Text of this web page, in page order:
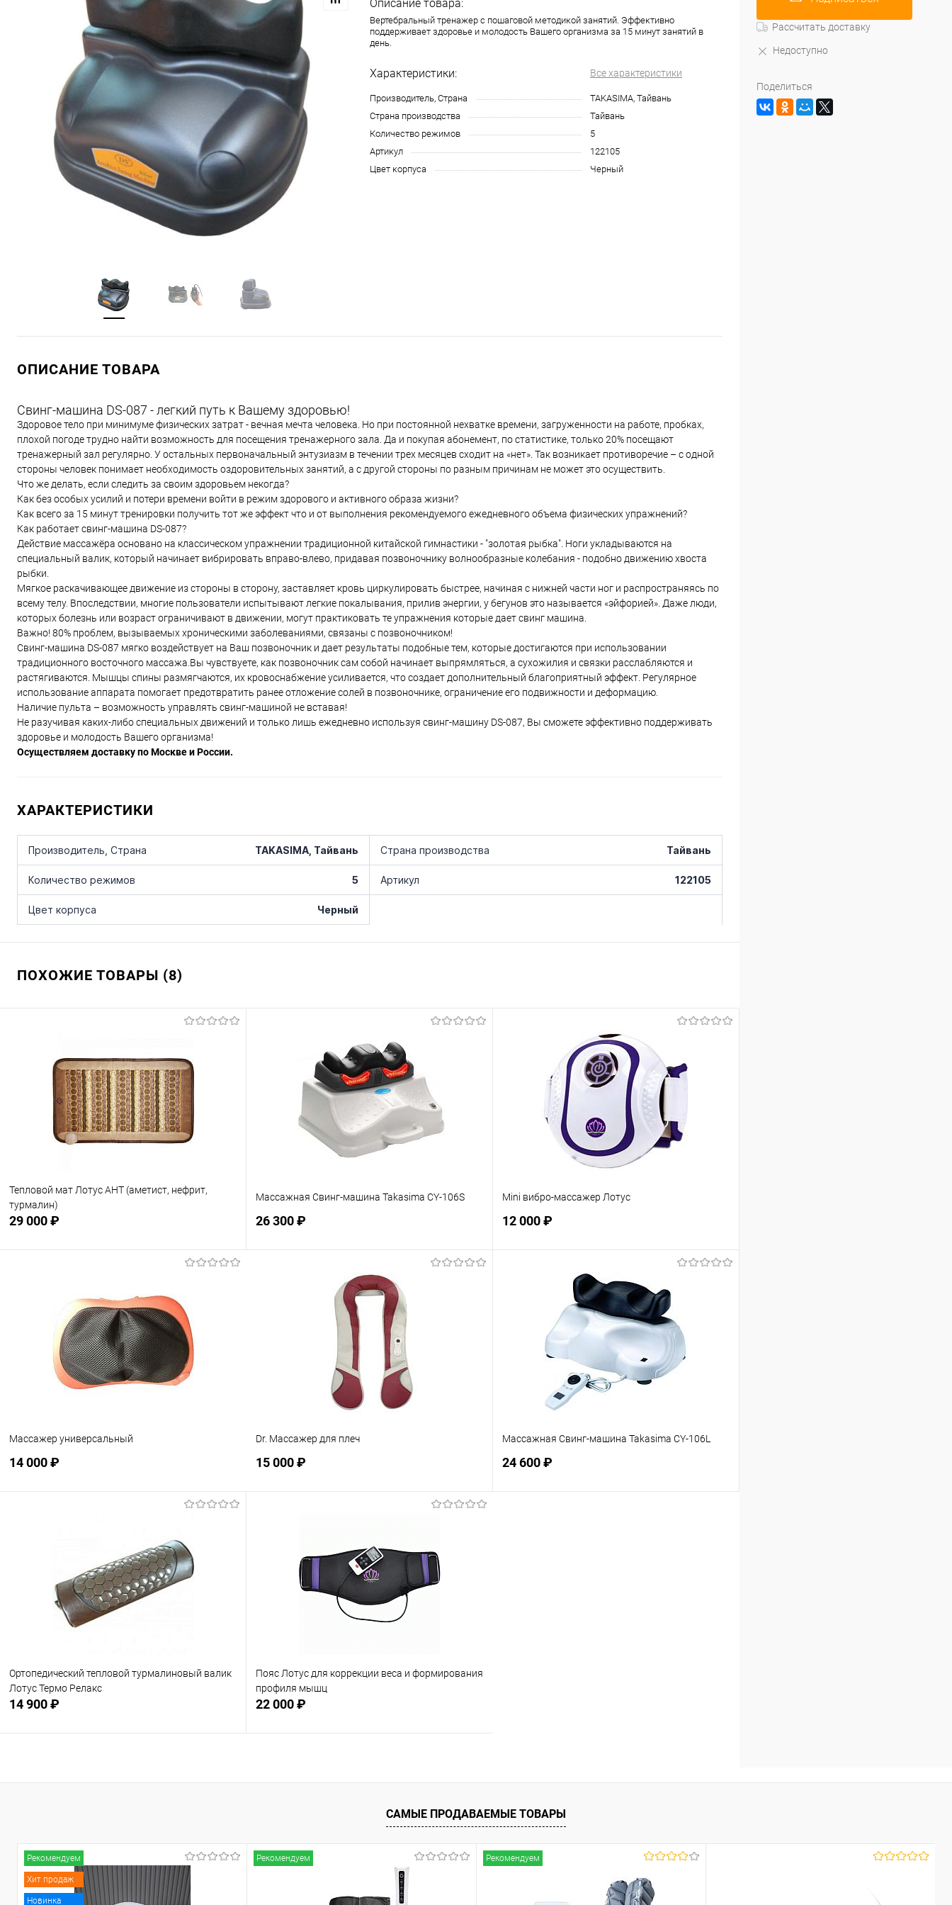
Описание товара:
Вертебральный тренажер с пошаговой методикой занятий. Эффективно
поддерживает здоровье и молодость Вашего организма за 15 минут занятий в
день.
Характеристики: Все характеристики
Производитель, Страна
TAKASIMA, Тайвань
Страна производства
Тайвань
Количество режимов
5
Артикул
122105
Цвет корпуса
Черный
ОПИСАНИЕ ТОВАРА
Свинг-машина DS-087 - легкий путь к Вашему здоровью!
Здоровое тело при минимуме физических затрат - вечная мечта человека. Но при постоянной нехватке времени, загруженности на работе, пробках,
плохой погоде трудно найти возможность для посещения тренажерного зала. Да и покупая абонемент, по статистике, только 20% посещают
тренажерный зал регулярно. У остальных первоначальный энтузиазм в течении трех месяцев сходит на «нет». Так возникает противоречие – с одной
стороны человек понимает необходимость оздоровительных занятий, а с другой стороны по разным причинам не может это осуществить.
Что же делать, если следить за своим здоровьем некогда?
Как без особых усилий и потери времени войти в режим здорового и активного образа жизни?
Как всего за 15 минут тренировки получить тот же эффект что и от выполнения рекомендуемого ежедневного объема физических упражнений?
Как работает свинг-машина DS-087?
Действие массажёра основано на классическом упражнении традиционной китайской гимнастики - "золотая рыбка". Ноги укладываются на
специальный валик, который начинает вибрировать вправо-влево, придавая позвоночнику волнообразные колебания - подобно движению хвоста
рыбки.
Мягкое раскачивающее движение из стороны в сторону, заставляет кровь циркулировать быстрее, начиная с нижней части ног и распространяясь по
всему телу. Впоследствии, многие пользователи испытывают легкие покалывания, прилив энергии, у бегунов это называется «эйфорией». Даже люди,
которых болезнь или возраст ограничивают в движении, могут практиковать те упражнения которые дает свинг машина.
Важно! 80% проблем, вызываемых хроническими заболеваниями, связаны с позвоночником!
Свинг-машина DS-087 мягко воздействует на Ваш позвоночник и дает результаты подобные тем, которые достигаются при использовании
традиционного восточного массажа.Вы чувствуете, как позвоночник сам собой начинает выпрямляться, а сухожилия и связки расслабляются и
растягиваются. Мышцы спины размягчаются, их кровоснабжение усиливается, что создает дополнительный благоприятный эффект. Регулярное
использование аппарата помогает предотвратить ранее отложение солей в позвоночнике, ограничение его подвижности и деформацию.
Наличие пульта – возможность управлять свинг-машиной не вставая!
Не разучивая каких-либо специальных движений и только лишь ежедневно используя свинг-машину DS-087, Вы сможете эффективно поддерживать
здоровье и молодость Вашего организма!
Осуществляем доставку по Москве и России.
ХАРАКТЕРИСТИКИ
Производитель, Страна TAKASIMA, Тайвань Страна производства Тайвань
Количество режимов 5 Артикул 122105
Цвет корпуса Черный
ПОХОЖИЕ ТОВАРЫ (8)
Тепловой мат Лотус АНТ (аметист, нефрит,
турмалин)
29 000 ₽
В избранное Недоступно
Массажная Свинг-машина Takasima CY-106S
26 300 ₽
Подписаться
Недоступно
Mini вибро-массажер Лотус
12 000 ₽
Подписаться
В избранное Недоступно
Массажер универсальный
14 000 ₽
Недоступно
Dr. Массажер для плеч
15 000 ₽
В избранное Недоступно
Массажная Свинг-машина Takasima CY-106L
24 600 ₽
Ортопедический тепловой турмалиновый валик
Лотус Термо Релакс
14 900 ₽
Пояс Лотус для коррекции веса и формирования
профиля мышц
22 000 ₽
Рассчитать доставку
Недоступно
Поделиться
САМЫЕ ПРОДАВАЕМЫЕ ТОВАРЫ
Рекомендуем
Хит продаж
Новинка
Рекомендуем Рекомендуем